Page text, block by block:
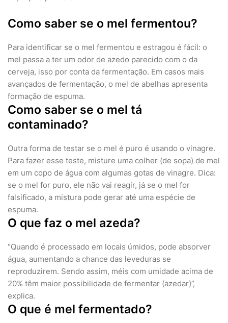
Como saber se o mel fermentou?
Para identificar se o mel fermentou e estragou é fácil: o
mel passa a ter um odor de azedo parecido com o da
cerveja, isso por conta da fermentação. Em casos mais
avançados de fermentação, o mel de abelhas apresenta
formação de espuma.
Como saber se o mel tá
contaminado?
Outra forma de testar se o mel é puro é usando o vinagre.
Para fazer esse teste, misture uma colher (de sopa) de mel
em um copo de água com algumas gotas de vinagre. Dica:
se o mel for puro, ele não vai reagir, já se o mel for
falsificado, a mistura pode gerar até uma espécie de
espuma.
O que faz o mel azeda?
“Quando é processado em locais úmidos, pode absorver
água, aumentando a chance das leveduras se
reproduzirem. Sendo assim, méis com umidade acima de
20% têm maior possibilidade de fermentar (azedar)”,
explica.
O que é mel fermentado?